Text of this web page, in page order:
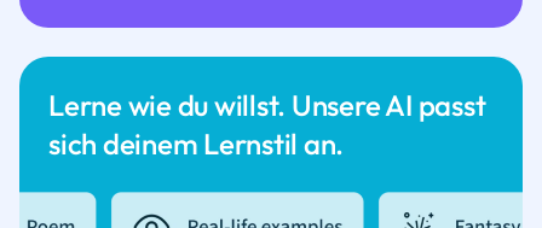
Lerne wie du willst. Unsere AI passt
sich deinem Lernstil an.